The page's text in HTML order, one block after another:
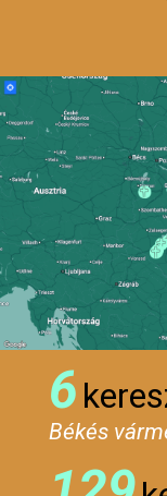
6
Békés